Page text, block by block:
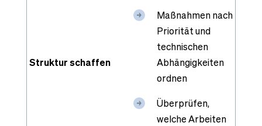
Struktur schaffen
Maßnahmen nach
Priorität und
technischen
Abhängigkeiten
ordnen
Überprüfen,
welche Arbeiten